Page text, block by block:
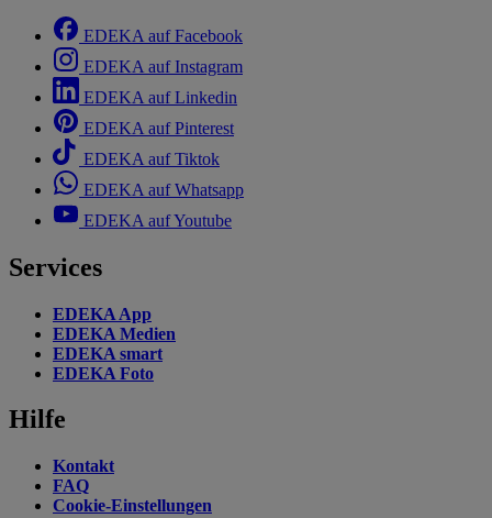
EDEKA auf Facebook
EDEKA auf Instagram
EDEKA auf Linkedin
EDEKA auf Pinterest
EDEKA auf Tiktok
EDEKA auf Whatsapp
EDEKA auf Youtube
Services
EDEKA App
EDEKA Medien
EDEKA smart
EDEKA Foto
Hilfe
Kontakt
FAQ
Cookie-Einstellungen